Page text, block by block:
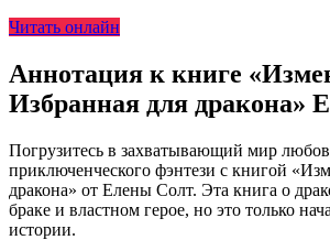
Читать онлайн
Аннотация к книге
Избранная для дракона»
Погрузитесь в захватывающий мир
приключенческого фэнтези с книгой
дракона» от Елены Солт. Эта книга о
браке и властном герое, но это только
истории.